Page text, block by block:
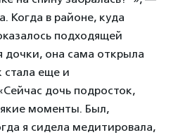
Когда в районе, куда
подходящей
дочки, она сама открыла
стала еще и
дочь подросток,
моменты. Был,
я сидела медитировала,